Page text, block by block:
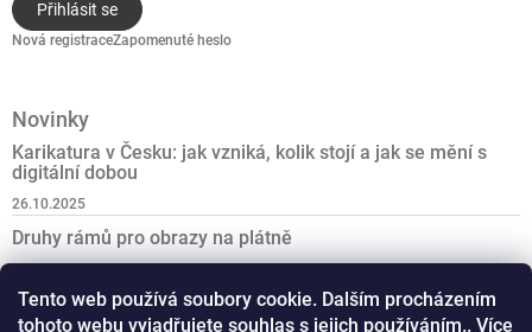
Tento web používá soubory cookie. Dalším procházením
tohoto webu vyjadřujete souhlas s jejich používáním.. Více
Přihlásit se
Nová registraceZapomenuté heslo
Novinky
Karikatura v Česku: jak vzniká, kolik stojí a jak se mění s
digitální dobou
26.10.2025
Druhy rámů pro obrazy na plátně
Nejlepší dárek k padesátinám